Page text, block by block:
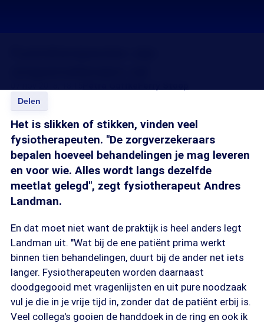
Delen
Het is slikken of stikken, vinden veel
fysiotherapeuten. "De zorgverzekeraars
bepalen hoeveel behandelingen je mag leveren
en voor wie. Alles wordt langs dezelfde
meetlat gelegd", zegt fysiotherapeut Andres
Landman.
En dat moet niet want de praktijk is heel anders legt
Landman uit. "Wat bij de ene patiënt prima werkt
binnen tien behandelingen, duurt bij de ander net iets
langer. Fysiotherapeuten worden daarnaast
doodgegooid met vragenlijsten en uit pure noodzaak
vul je die in je vrije tijd in, zonder dat de patiënt erbij is.
Veel collega's gooien de handdoek in de ring en ook ik